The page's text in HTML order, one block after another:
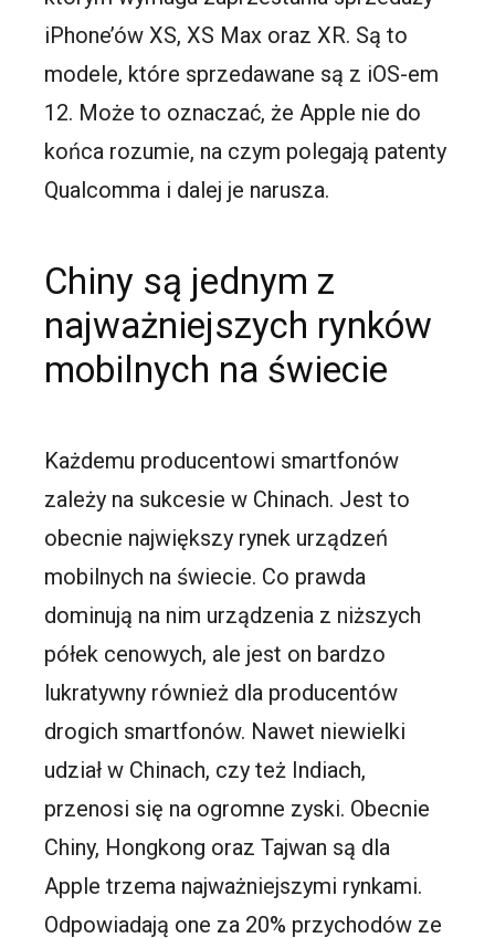
iPhone’ów XS, XS Max oraz XR. Są to
modele, które sprzedawane są z iOS-em
12. Może to oznaczać, że Apple nie do
końca rozumie, na czym polegają patenty
Qualcomma i dalej je narusza.
Chiny są jednym z
najważniejszych rynków
mobilnych na świecie
Każdemu producentowi smartfonów
zależy na sukcesie w Chinach. Jest to
obecnie największy rynek urządzeń
mobilnych na świecie. Co prawda
dominują na nim urządzenia z niższych
półek cenowych, ale jest on bardzo
lukratywny również dla producentów
drogich smartfonów. Nawet niewielki
udział w Chinach, czy też Indiach,
przenosi się na ogromne zyski. Obecnie
Chiny, Hongkong oraz Tajwan są dla
Apple trzema najważniejszymi rynkami.
Odpowiadają one za 20% przychodów ze